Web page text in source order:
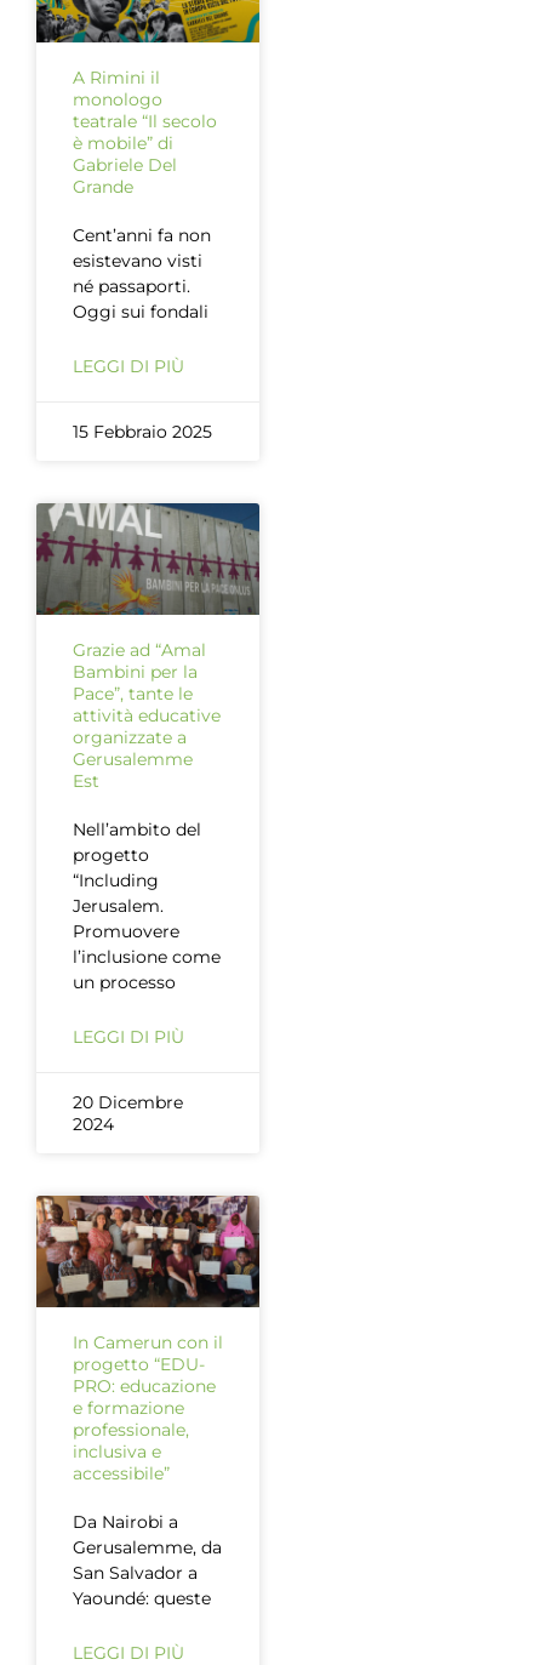
A Rimini il
monologo
teatrale “Il secolo
è mobile” di
Gabriele Del
Grande
Cent’anni fa non
esistevano visti
né passaporti.
Oggi sui fondali
LEGGI DI PIÙ
15 Febbraio 2025
Grazie ad “Amal
Bambini per la
Pace”, tante le
attività educative
organizzate a
Gerusalemme
Est
Nell’ambito del
progetto
“Including
Jerusalem.
Promuovere
l’inclusione come
un processo
LEGGI DI PIÙ
20 Dicembre
2024
In Camerun con il
progetto “EDU-
PRO: educazione
e formazione
professionale,
inclusiva e
accessibile”
Da Nairobi a
Gerusalemme, da
San Salvador a
Yaoundé: queste
LEGGI DI PIÙ